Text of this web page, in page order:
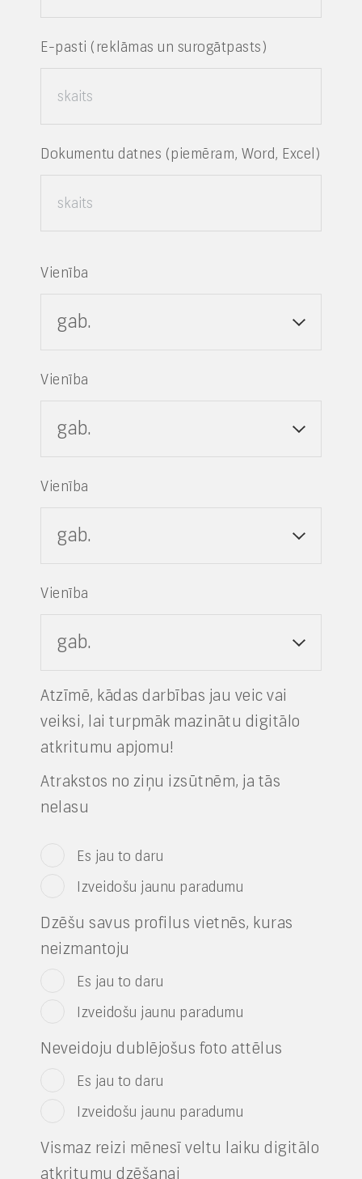
E-pasti (reklāmas un surogātpasts)
Dokumentu datnes (piemēram, Word, Excel)
Vienība
gab.
Vienība
gab.
Vienība
gab.
Vienība
gab.
Atzīmē, kādas darbības jau veic vai
veiksi, lai turpmāk mazinātu digitālo
atkritumu apjomu!
Es jau to daru
Izveidošu jaunu paradumu
Atrakstos no ziņu izsūtnēm, ja tās
nelasu
Dzēšu savus profilus vietnēs, kuras
neizmantoju
Es jau to daru
Izveidošu jaunu paradumu
Neveidoju dublējošus foto attēlus
Es jau to daru
Izveidošu jaunu paradumu
Vismaz reizi mēnesī veltu laiku digitālo
atkritumu dzēšanai